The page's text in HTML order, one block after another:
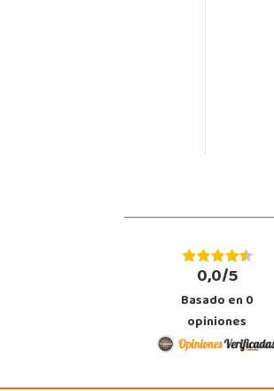
0,0/5
Basado en0
opiniones